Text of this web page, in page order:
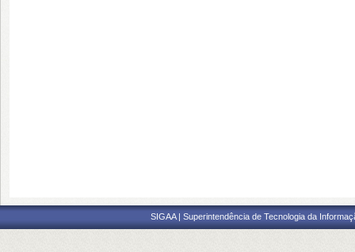
SIGAA | Superintendência de Tecnologia da